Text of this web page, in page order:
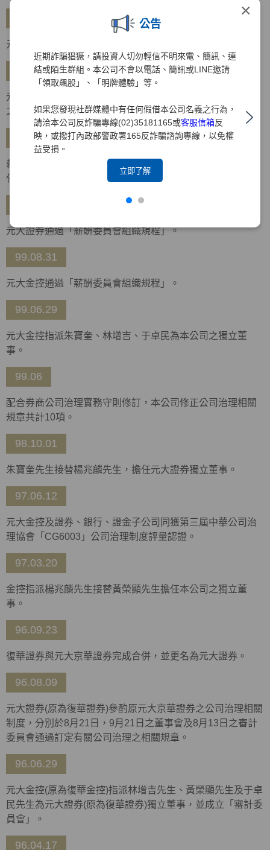
×
公告
近期詐騙猖獗，請投資人切勿輕信不明來電、簡訊、連
結或陌生群組。本公司不會以電話、簡訊或LINE邀請
「領取飆股」、「明牌體驗」等。
如果您發現社群媒體中有任何假借本公司名義之行為，
請洽本公司反詐騙專線(02)35181165或客服信箱反
映，或撥打內政部警政署165反詐騙諮詢專線，以免權
益受損。
立即了解
元大金控通過「企業社會責任政策及管理規則」。
99.10.26
元大金控通過「企業社會責任實務守則」，金控及所屬集團
之企業均適用。
99.10.14
薪酬委員會召開第一次會議，由于卓民、朱寶奎、林增吉擔
任委員，並推選于卓民獨立董事擔任召集人。
元大證券通過「薪酬委員會組織規程」。
99.08.31
元大金控通過「薪酬委員會組織規程」。
99.06.29
元大金控指派朱寶奎、林增吉、于卓民為本公司之獨立董
事。
99.06
配合券商公司治理實務守則修訂，本公司修正公司治理相關
規章共計10項。
98.10.01
朱寶奎先生接替楊兆麟先生，擔任元大證券獨立董事。
97.06.12
元大金控及證券、銀行、證金子公司同獲第三屆中華公司治
理協會「CG6003」公司治理制度評量認證。
97.03.20
金控指派楊兆麟先生接替黃榮顯先生擔任本公司之獨立董
事。
96.09.23
復華證券與元大京華證券完成合併，並更名為元大證券。
96.08.09
元大證券(原為復華證券)參酌原元大京華證券之公司治理相關
制度，分別於8月21日，9月21日之董事會及8月13日之審計
委員會通過訂定有關公司治理之相關規章。
96.06.29
元大金控(原為復華金控)指派林增吉先生、黃榮顯先生及于卓
民先生為元大證券(原為復華證券)獨立董事，並成立「審計委
員會」。
96.04.17